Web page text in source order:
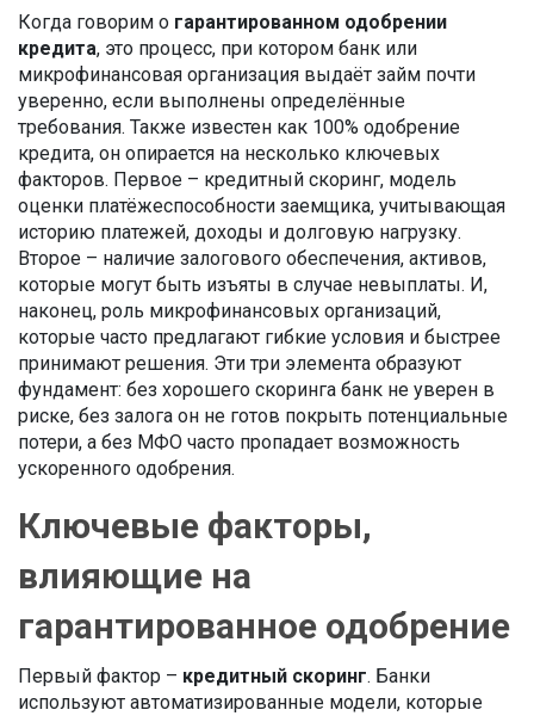
Когда говорим о гарантированном одобрении
кредита, это процесс, при котором банк или
микрофинансовая организация выдаёт займ почти
уверенно, если выполнены определённые
требования. Также известен как 100% одобрение
кредита, он опирается на несколько ключевых
факторов. Первое – кредитный скоринг, модель
оценки платёжеспособности заемщика, учитывающая
историю платежей, доходы и долговую нагрузку.
Второе – наличие залогового обеспечения, активов,
которые могут быть изъяты в случае невыплаты. И,
наконец, роль микрофинансовых организаций,
которые часто предлагают гибкие условия и быстрее
принимают решения. Эти три элемента образуют
фундамент: без хорошего скоринга банк не уверен в
риске, без залога он не готов покрыть потенциальные
потери, а без МФО часто пропадает возможность
ускоренного одобрения.
Ключевые факторы,
влияющие на
гарантированное одобрение
Первый фактор – кредитный скоринг. Банки
используют автоматизированные модели, которые